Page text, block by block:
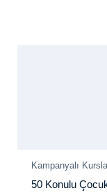
Kampanyalı
50 Konulu